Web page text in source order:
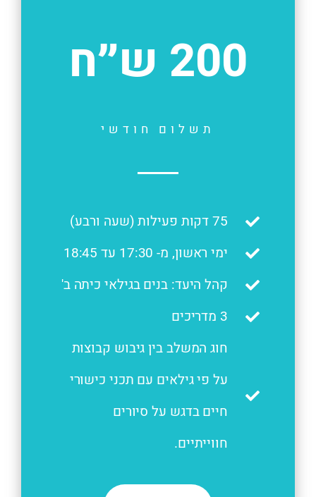
200 ש״ח
תשלום חודשי
75 דקות פעילות (שעה ורבע)
ימי ראשון, מ- 17:30 עד 18:45
קהל היעד: בנים בגילאי כיתה ב'
3 מדריכים
חוג המשלב בין גיבוש קבוצות
על פי גילאים עם תכני כישורי
חיים בדגש על סיורים
חווייתיים.